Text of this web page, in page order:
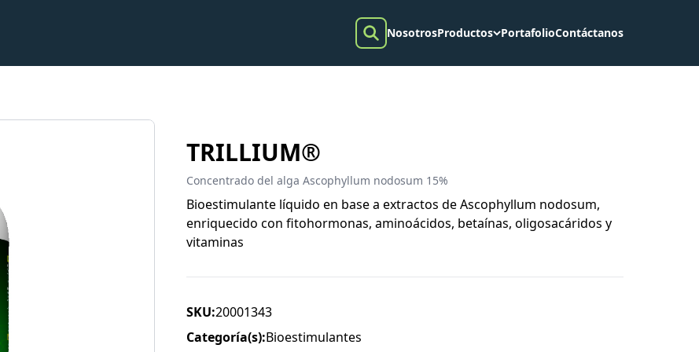
NosotrosProductos PortafolioContáctanos
TRILLIUM®
Concentrado del alga Ascophyllum nodosum 15%
Bioestimulante líquido en base a extractos de Ascophyllum nodosum,
enriquecido con fitohormonas, aminoácidos, betaínas, oligosacáridos y
vitaminas
SKU:20001343
Categoría(s):Bioestimulantes